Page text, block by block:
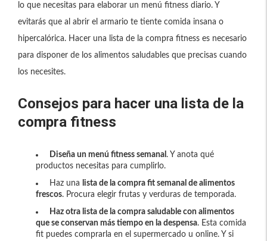
lo que necesitas para elaborar un menú fitness diario. Y
evitarás que al abrir el armario te tiente comida insana o
hipercalórica. Hacer una lista de la compra fitness es necesario
para disponer de los alimentos saludables que precisas cuando
los necesites.
Consejos para hacer una lista de la
compra fitness
Diseña un menú fitness semanal . Y anota qué
productos necesitas para cumplirlo.
Haz una
lista de la compra fit semanal de alimentos
frescos. Procura elegir frutas y verduras de temporada.
Haz otra lista de la compra saludable con alimentos
que se conservan más tiempo en la despensa. Esta comida
fit puedes comprarla en el supermercado u online. Y si